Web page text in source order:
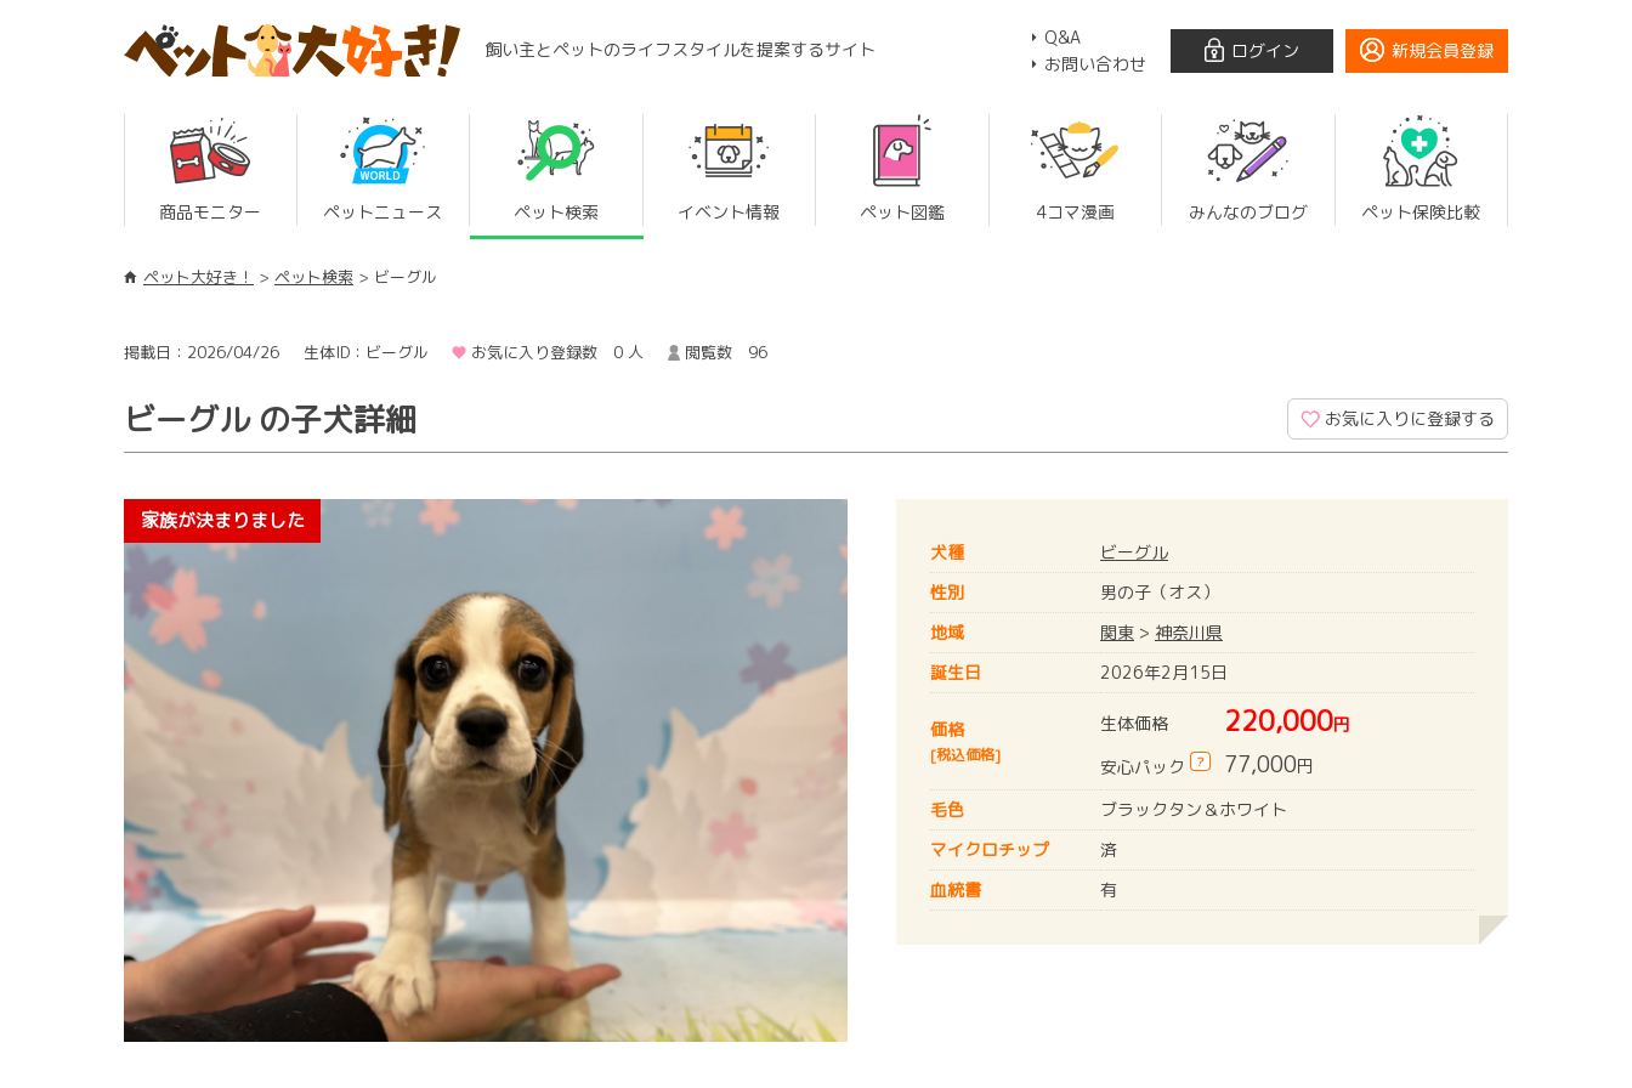
飼い主とペットのライフスタイルを提案するサイト
Q&A
お問い合わせ
ログイン 新規会員登録
商品モニター ペットニュース ペット検索 イベント情報 ペット図鑑 4コマ漫画 みんなのブログ ペット保険比較
ペット大好き！ ペット検索 ビーグル
掲載日：2026/04/26 生体ID：ビーグル お気に入り登録数 0 人 閲覧数 96
ビーグル の子犬詳細 お気に入りに登録する
犬種
ビーグル
性別
男の子（オス）
地域
関東 > 神奈川県
誕生日
2026年2月15日
価格
[税込価格]
生体価格 220,000円
安心パック
? 77,000円
毛色
ブラックタン＆ホワイト
マイクロチップ
済
血統書
有